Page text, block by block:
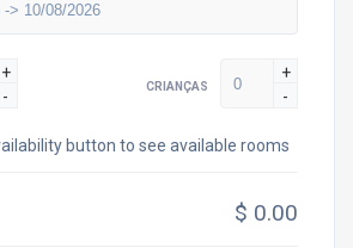
+
-
CRIANÇAS
+
-
button to see available rooms
$ 0.00